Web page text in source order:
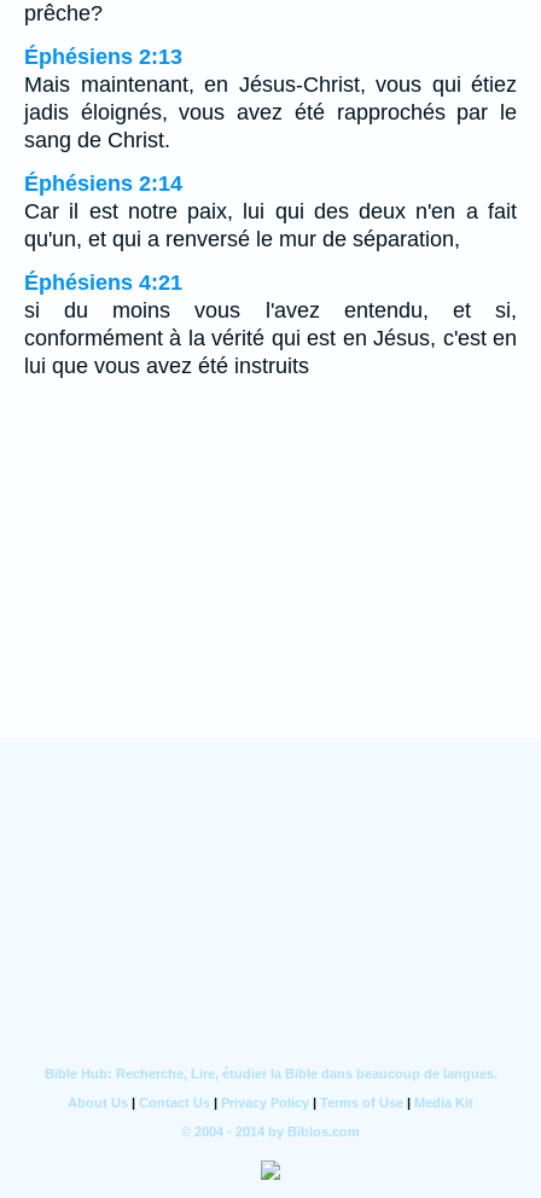
prêche?
Éphésiens 2:13
Mais maintenant, en Jésus-Christ, vous qui étiez
jadis éloignés, vous avez été rapprochés par le
sang de Christ.
Éphésiens 2:14
Car il est notre paix, lui qui des deux n'en a fait
qu'un, et qui a renversé le mur de séparation,
Éphésiens 4:21
si du moins vous l'avez entendu, et si,
conformément à la vérité qui est en Jésus, c'est en
lui que vous avez été instruits